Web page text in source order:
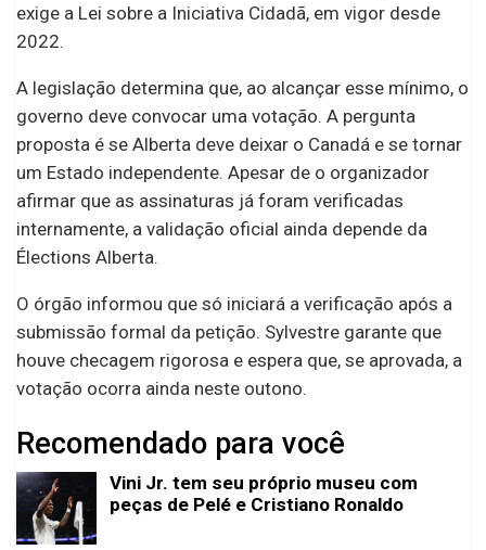
exige a Lei sobre a Iniciativa Cidadã, em vigor desde
2022.
A legislação determina que, ao alcançar esse mínimo, o
governo deve convocar uma votação. A pergunta
proposta é se Alberta deve deixar o Canadá e se tornar
um Estado independente. Apesar de o organizador
afirmar que as assinaturas já foram verificadas
internamente, a validação oficial ainda depende da
Élections Alberta.
O órgão informou que só iniciará a verificação após a
submissão formal da petição. Sylvestre garante que
houve checagem rigorosa e espera que, se aprovada, a
votação ocorra ainda neste outono.
Recomendado para você
Vini Jr. tem seu próprio museu com
peças de Pelé e Cristiano Ronaldo